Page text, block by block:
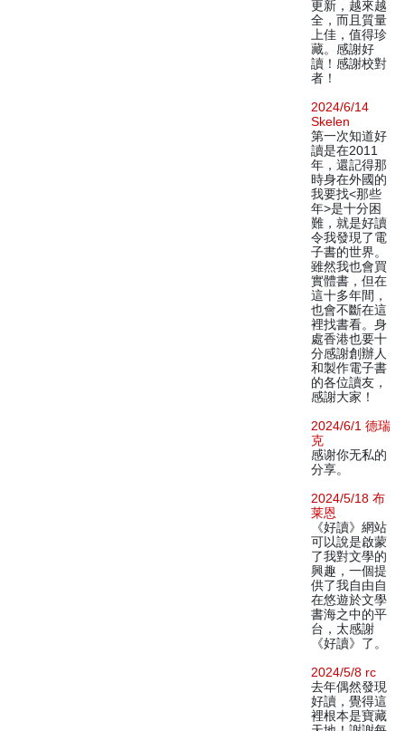
更新，越來越
全，而且質量
上佳，值得珍
藏。感謝好
讀！感謝校對
者！
2024/6/14
Skelen
第一次知道好
讀是在2011
年，還記得那
時身在外國的
我要找<那些
年>是十分困
難，就是好讀
令我發現了電
子書的世界。
雖然我也會買
實體書，但在
這十多年間，
也會不斷在這
裡找書看。身
處香港也要十
分感謝創辦人
和製作電子書
的各位讀友，
感謝大家！
2024/6/1 德瑞
克
感谢你无私的
分享。
2024/5/18 布
莱恩
《好讀》網站
可以說是啟蒙
了我對文學的
興趣，一個提
供了我自由自
在悠遊於文學
書海之中的平
台，太感謝
《好讀》了。
2024/5/8 rc
去年偶然發現
好讀，覺得這
裡根本是寶藏